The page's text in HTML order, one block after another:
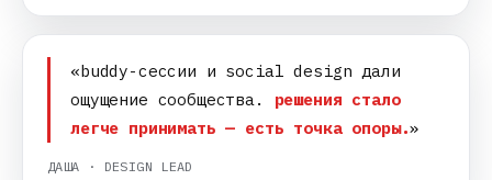
«buddy-сессии и social design дали
ощущение сообщества. решения стало
легче принимать — есть точка опоры.»
ДАША · DESIGN LEAD